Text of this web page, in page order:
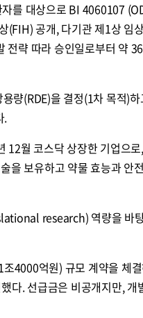
를 대상으로 BI 4060107
(FIH) 공개, 다기관 제1상 임
전략 따라 승인일로부터 약
량(RDE)을 결정(1차 목적)
.
월 코스닥 상장한 기업으
보유하고 약물 효능과 안
research) 역량을 바
4000억원) 규모 계약을 체
다. 선급금은 비공개지만, 개